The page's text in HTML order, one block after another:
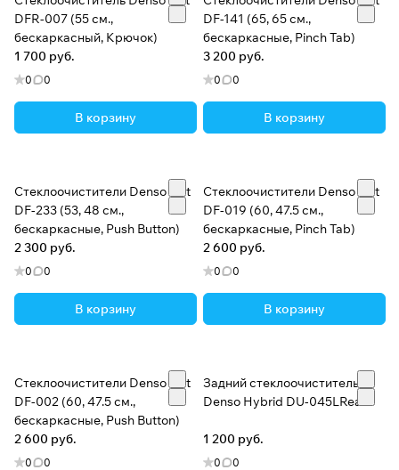
DFR-007 (55 см.,
бескаркасный, Крючок)
1 700 руб.
0 0
В корзину
DF-141 (65, 65 см.,
бескаркасные, Pinch Tab)
3 200 руб.
0 0
В корзину
Стеклоочистители Denso Flat
DF-233 (53, 48 см.,
бескаркасные, Push Button)
2 300 руб.
0 0
В корзину
Стеклоочистители Denso Flat
DF-019 (60, 47.5 см.,
бескаркасные, Pinch Tab)
2 600 руб.
0 0
В корзину
Стеклоочистители Denso Flat
DF-002 (60, 47.5 см.,
бескаркасные, Push Button)
2 600 руб.
0 0
Задний стеклоочиститель
Denso Hybrid DU-045LRear
1 200 руб.
0 0